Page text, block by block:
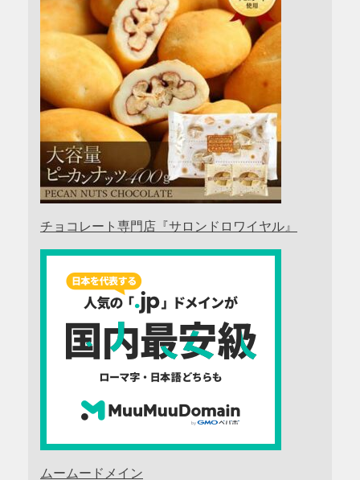
チョコレート専門店『サロンドロワイヤル』
ムームードメイン